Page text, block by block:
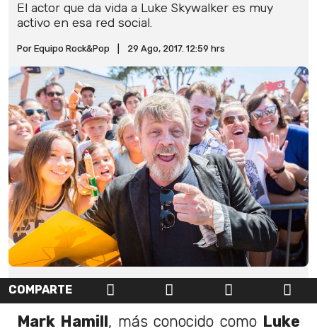
El actor que da vida a Luke Skywalker es muy
activo en esa red social.
Por Equipo Rock&Pop 29 Ago, 2017. 12:59 hrs
COMPARTE
Mark Hamill, más conocido como Luke